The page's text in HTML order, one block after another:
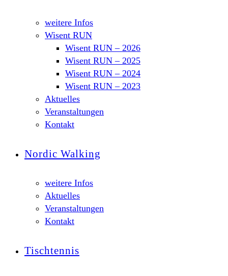
weitere Infos
Wisent RUN
Wisent RUN – 2026
Wisent RUN – 2025
Wisent RUN – 2024
Wisent RUN – 2023
Aktuelles
Veranstaltungen
Kontakt
Nordic Walking
weitere Infos
Aktuelles
Veranstaltungen
Kontakt
Tischtennis